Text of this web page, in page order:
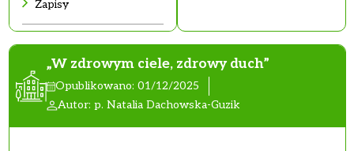
„W zdrowym ciele, zdrowy duch”
Opublikowano: 01/12/2025
Autor: p. Natalia Dachowska-Guzik
Zapisy